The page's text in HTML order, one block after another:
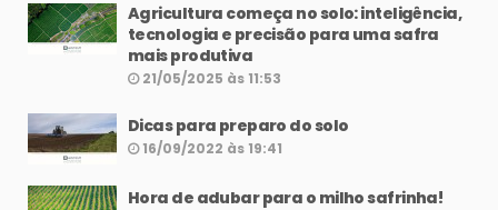
Agricultura começa no solo: inteligência,
tecnologia e precisão para uma safra
mais produtiva
21/05/2025 às 11:53
Dicas para preparo do solo
16/09/2022 às 19:41
Hora de adubar para o milho safrinha!